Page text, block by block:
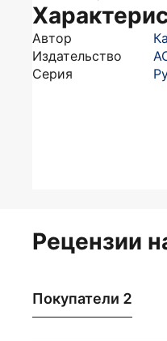
Автор
Издательство
Серия
Рецензии
Покупатели 2